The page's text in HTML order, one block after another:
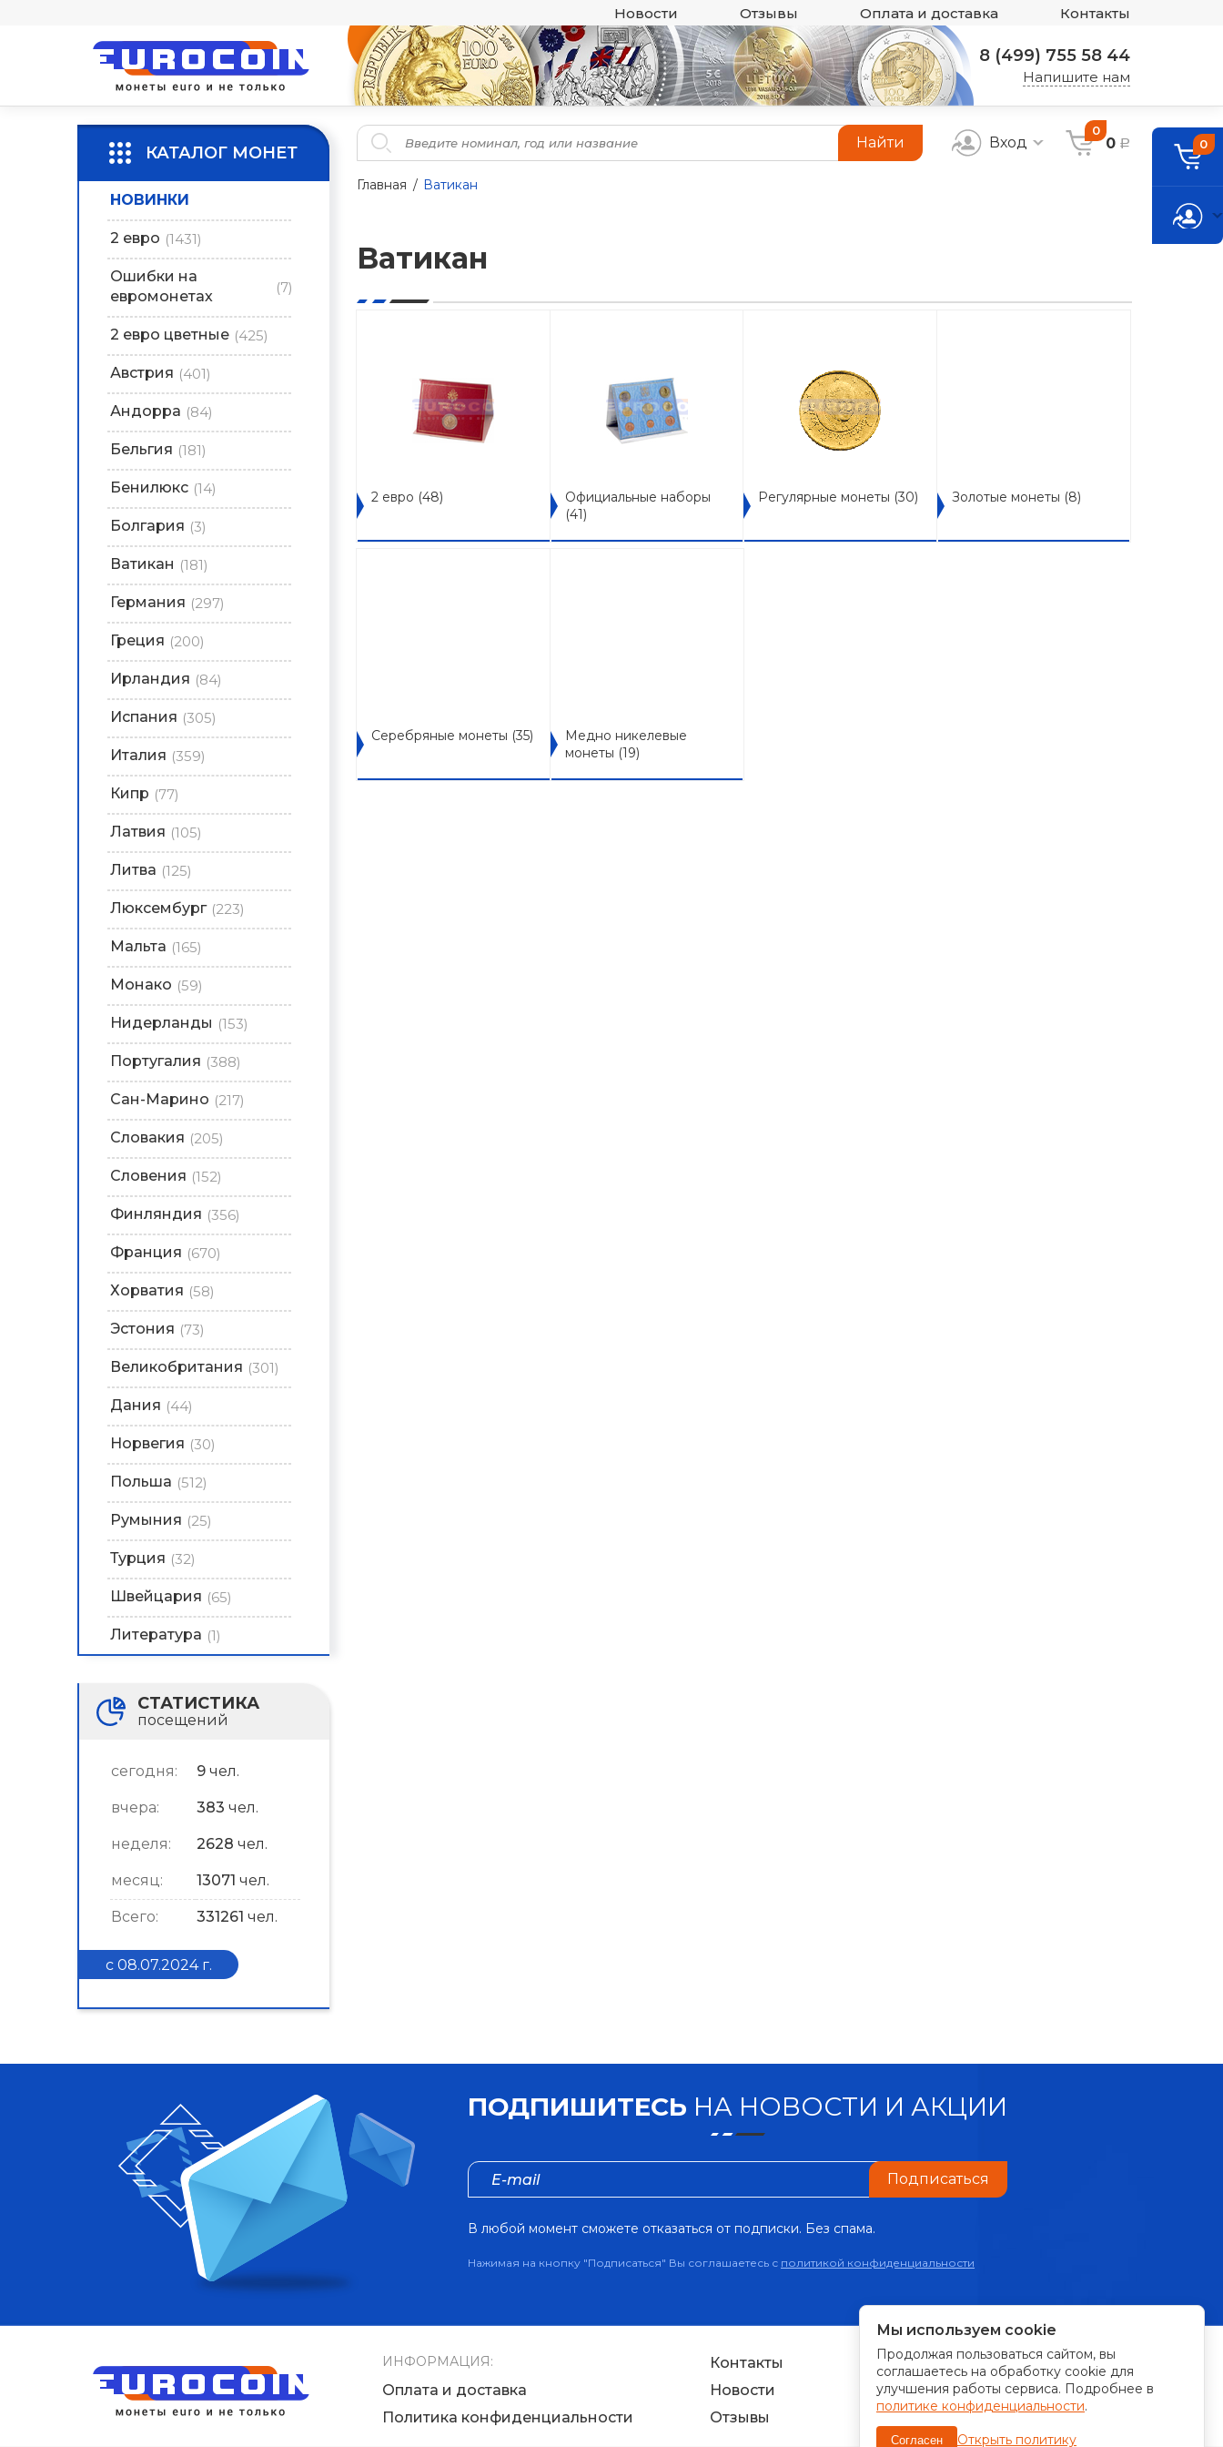
Новости Отзывы Оплата и доставка Контакты
8 (499) 755 58 44
Напишите нам
КАТАЛОГ МОНЕТ
НОВИНКИ
2 евро (1431)
Ошибки на
евромонетах
(7)
2 евро цветные (425)
Австрия (401)
Андорра (84)
Бельгия (181)
Бенилюкс (14)
Болгария (3)
Ватикан (181)
Германия (297)
Греция (200)
Ирландия (84)
Испания (305)
Италия (359)
Кипр (77)
Латвия (105)
Литва (125)
Люксембург (223)
Мальта (165)
Монако (59)
Нидерланды (153)
Португалия (388)
Сан-Марино (217)
Словакия (205)
Словения (152)
Финляндия (356)
Франция (670)
Хорватия (58)
Эстония (73)
Великобритания (301)
Дания (44)
Норвегия (30)
Польша (512)
Румыния (25)
Турция (32)
Швейцария (65)
Литература (1)
СТАТИСТИКА
посещений
сегодня: 9 чел.
вчера: 383 чел.
неделя: 2628 чел.
месяц: 13071 чел.
Всего: 331261 чел.
с 08.07.2024 г.
Найти Вход
0
0 a
Главная Ватикан
Ватикан
2 евро (48)
Официальные наборы
(41)
Регулярные монеты (30) Золотые монеты (8)
Серебряные монеты (35)
Медно никелевые
монеты (19)
ПОДПИШИТЕСЬ НА НОВОСТИ И АКЦИИ
Подписаться
В любой момент сможете отказаться от подписки. Без спама.
Нажимая на кнопку "Подписаться" Вы соглашаетесь с политикой конфиденциальности
ИНФОРМАЦИЯ:
Контакты
Оплата и доставка
Новости
Политика конфиденциальности
Отзывы
ПРИНИМАЕМ К ОПЛАТЕ:
0
Мы используем cookie
Продолжая пользоваться сайтом, вы
соглашаетесь на обработку cookie для
улучшения работы сервиса. Подробнее в
политике конфиденциальности.
Согласен Открыть политику